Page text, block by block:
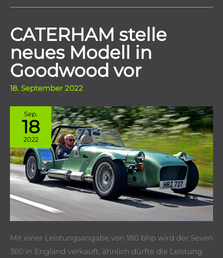
CATERHAM stelle
neues Modell in
Goodwood vor
18. September 2022
Sep.
18
2022
Mit einer Leistungsangabe von 180 bhp wird der Seven
360 in England verkauft, ähnlich dürfte die Leistung